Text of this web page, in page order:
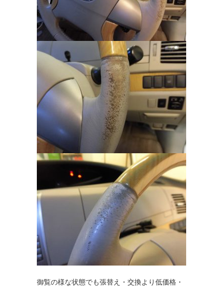
御覧の様な状態でも張替え・交換より低価格・